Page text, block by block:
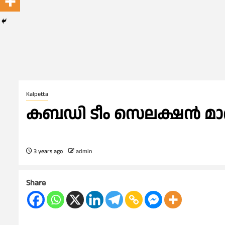
Kalpetta
കബഡി ടീം സെലക്ഷൻ
3 years ago admin
Share